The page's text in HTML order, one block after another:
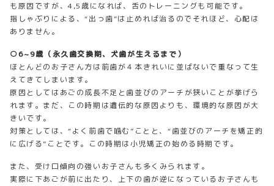
も原因ですが、4,5歳になれば、舌のトレーニングも可能です。
指しゃぶりによる、“出っ歯”は止めれば治るのでそれほど、心配は
ありません。
○6~9歳（永久歯交換期、犬歯が生えるまで）
ほとんどのお子さん方は前歯が４本きれいに並ばないで重なって生
えてきてしまいます。
原因としてはあごの成長不足と歯並びのアーチが狭いことが挙げら
れます。まだ、この時期は遺伝的な原因よりも、環境的な原因が大
きいです。
対策としては、“よく前歯で噛む”ことと、“歯並びのアーチを矯正的
に広げる”ことです。この時期は小児矯正の始める時期です。
また、受け口傾向の強いお子さんも多くみられます。
実際に下あごが前に出たり、上下の歯が逆になっているお子さんも